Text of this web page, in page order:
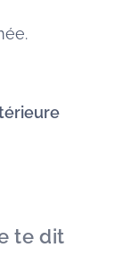
te dit